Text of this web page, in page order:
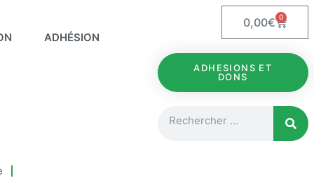
ADHÉSION
0,00€ 0
ADHESIONS ET
DONS